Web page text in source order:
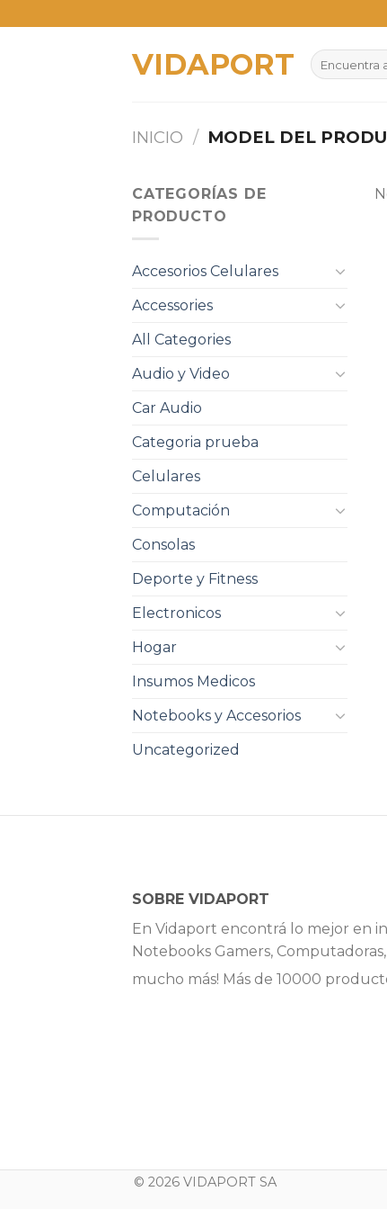
to
VIDAPORT
Buscar
por:
INICIO / MODEL DEL
CATEGORÍAS DE
PRODUCTO
Accesorios Celulares
Accessories
All Categories
Audio y Video
Car Audio
Categoria prueba
Celulares
Computación
Consolas
Deporte y Fitness
Electronicos
Hogar
Insumos Medicos
Notebooks y Accesorios
Uncategorized
SOBRE VIDAPORT
En Vidaport encontrá lo mejor en
Notebooks Gamers,
mucho más! Más de 10000
© 2026 VIDAPORT SA